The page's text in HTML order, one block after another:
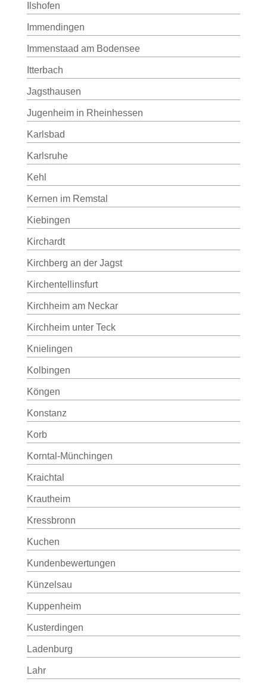
Ilshofen
Immendingen
Immenstaad am Bodensee
Itterbach
Jagsthausen
Jugenheim in Rheinhessen
Karlsbad
Karlsruhe
Kehl
Kernen im Remstal
Kiebingen
Kirchardt
Kirchberg an der Jagst
Kirchentellinsfurt
Kirchheim am Neckar
Kirchheim unter Teck
Knielingen
Kolbingen
Köngen
Konstanz
Korb
Korntal-Münchingen
Kraichtal
Krautheim
Kressbronn
Kuchen
Kundenbewertungen
Künzelsau
Kuppenheim
Kusterdingen
Ladenburg
Lahr